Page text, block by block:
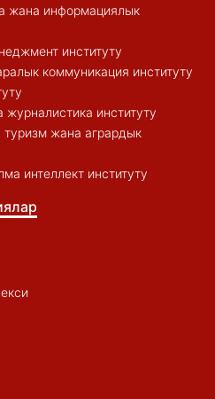
жана информациялык
институту
коммуникация институту
журналистика институту
туризм жана агрардык
интеллект институту